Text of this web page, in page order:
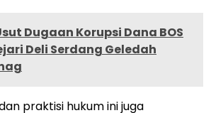
Dugaan Korupsi Dana BOS
Deli Serdang Geledah
praktisi hukum ini juga